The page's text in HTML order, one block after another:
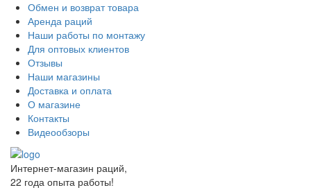
Обмен и возврат товара
Аренда раций
Наши работы по монтажу
Для оптовых клиентов
Отзывы
Наши магазины
Доставка и оплата
О магазине
Контакты
Видеообзоры
Интернет-магазин раций,
22 года опыта работы!